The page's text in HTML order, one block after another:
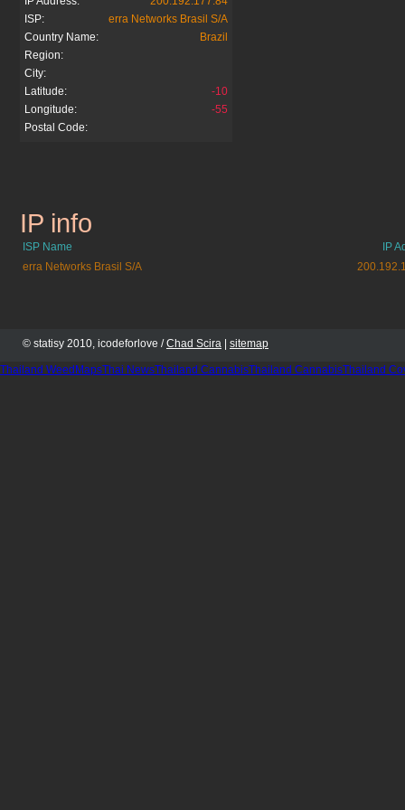
ISP:
erra Networks Brasil S/A
Country Name:
Brazil
Region:
City:
Latitude:
-10
Longitude:
-55
Postal Code:
cyberdiet.com.br
IP info
ISP Name
IP
erra Networks Brasil S/A
© statisy 2010, icodeforlove /Chad Scira sitemap
Thailand WeedMapsThai NewsThailand CannabisThailand CannabisThailand